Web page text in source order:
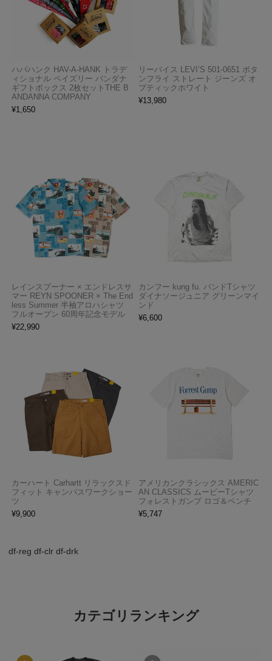
ハバハンク HAV-A-HANK トラデ
ィショナル ペイズリー バンダナ
ギフトボックス 2枚セットTHE B
ANDANNA COMPANY
¥1,650
リーバイス LEVI’S 501-0651 ボタ
ンフライ ストレート ジーンズ オ
プティックホワイト
¥13,980
レインスプーナー × エンドレスサ
マー REYN SPOONER × The End
less Summer 半袖アロハシャツ
フルオープン 60周年記念モデル
¥22,990
カンフー kung fu. バンドTシャツ
ダイナソージュニア グリーンマイ
ンド
¥6,600
カーハート Carhartt リラックスド
フィット キャンバスワークショー
ツ
¥9,900
アメリカンクラシックス AMERIC
AN CLASSICS ムービーTシャツ
フォレストガンプ ロゴ＆ベンチ
¥5,747
df-reg df-clr df-drk
カテゴリランキング